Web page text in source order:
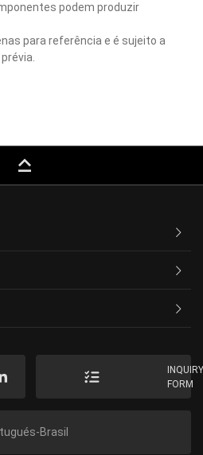
podem produzir
para referência e é sujeito a
keyboard_capslock
FORM
Brasil